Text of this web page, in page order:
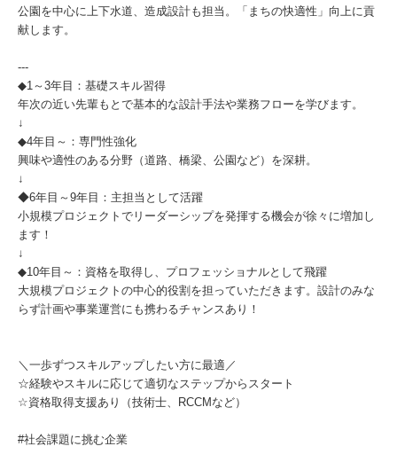
公園を中心に上下水道、造成設計も担当。「まちの快適性」向上に貢
献します。
---
◆1～3年目：基礎スキル習得
年次の近い先輩もとで基本的な設計手法や業務フローを学びます。
↓
◆4年目～：専門性強化
興味や適性のある分野（道路、橋梁、公園など）を深耕。
↓
◆6年目～9年目：主担当として活躍
小規模プロジェクトでリーダーシップを発揮する機会が徐々に増加し
ます！
↓
◆10年目～：資格を取得し、プロフェッショナルとして飛躍
大規模プロジェクトの中心的役割を担っていただきます。設計のみな
らず計画や事業運営にも携わるチャンスあり！
＼一歩ずつスキルアップしたい方に最適／
☆経験やスキルに応じて適切なステップからスタート
☆資格取得支援あり（技術士、RCCMなど）
#社会課題に挑む企業